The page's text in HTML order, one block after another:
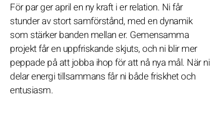
För par ger april en ny kraft i er relation. Ni får
stunder av stort samförstånd, med en dynamik
som stärker banden mellan er. Gemensamma
projekt får en uppfriskande skjuts, och ni blir mer
peppade på att jobba ihop för att nå nya mål. När ni
delar energi tillsammans får ni både friskhet och
entusiasm.